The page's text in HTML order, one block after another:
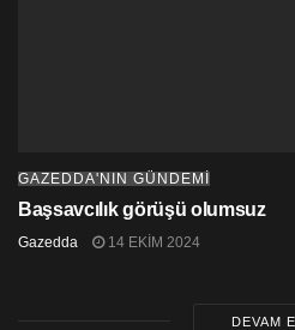
GAZEDDA'NIN GÜNDEMİ
Başsavcılık görüşü olumsuz
Gazedda 14 EKIM 2024
DEVAM